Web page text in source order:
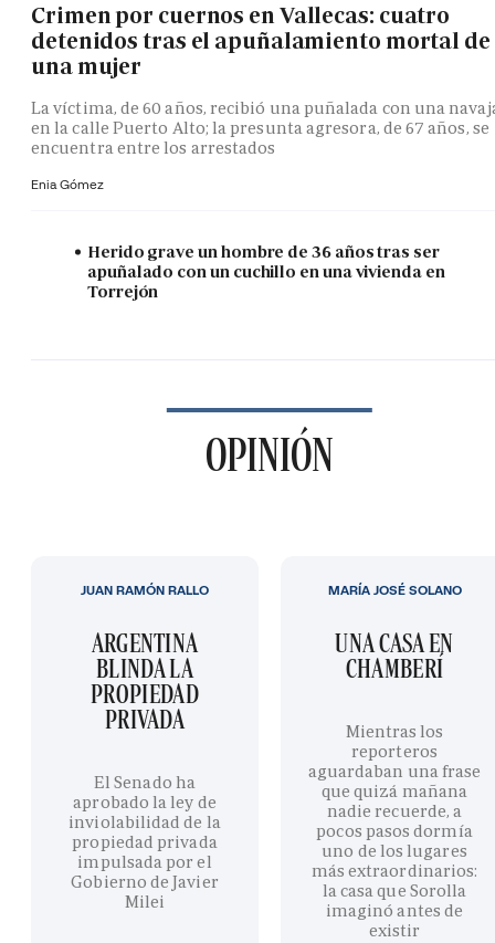
Crimen por cuernos en Vallecas: cuatro
detenidos tras el apuñalamiento mortal de
una mujer
La víctima, de 60 años, recibió una puñalada con una
en la calle Puerto Alto; la presunta agresora, de 67 años, se
encuentra entre los arrestados
Enia Gómez
Herido grave un hombre de 36 años tras ser
apuñalado con un cuchillo en una vivienda en
Torrejón
OPINIÓN
ARGENTINA
BLINDA LA
PROPIEDAD
PRIVADA
El Senado ha
aprobado la ley de
inviolabilidad de la
propiedad privada
impulsada por el
Gobierno de Javier
Milei
JUAN RAMÓN RALLO
UNA CASA EN
CHAMBERÍ
Mientras los
reporteros
aguardaban una frase
que quizá mañana
nadie recuerde, a
pocos pasos dormía
uno de los lugares
más extraordinarios:
la casa que Sorolla
imaginó antes de
existir
MARÍA JOSÉ SOLANO